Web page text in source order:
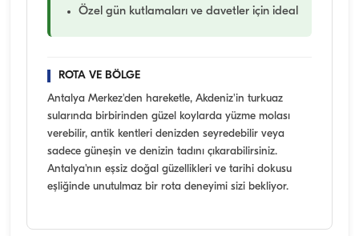
Özel gün kutlamaları ve davetler için ideal
ROTA VE BÖLGE
Antalya Merkez'den hareketle, Akdeniz'in turkuaz
sularında birbirinden güzel koylarda yüzme molası
verebilir, antik kentleri denizden seyredebilir veya
sadece güneşin ve denizin tadını çıkarabilirsiniz.
Antalya'nın eşsiz doğal güzellikleri ve tarihi dokusu
eşliğinde unutulmaz bir rota deneyimi sizi bekliyor.